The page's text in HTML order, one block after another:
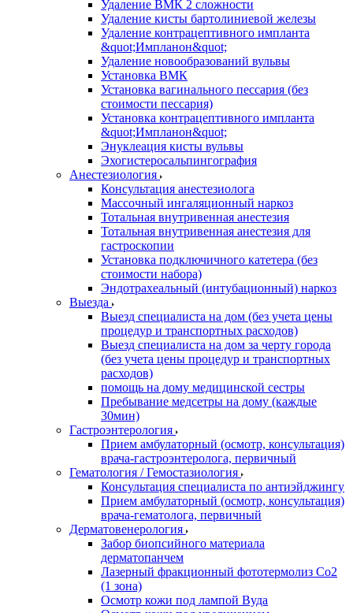
Удаление ВМК 2 сложности
Удаление кисты бартолиниевой железы
Удаление контрацептивного импланта
&quot;Импланон&quot;
Удаление новообразований вульвы
Установка ВМК
Установка вагинального пессария (без
стоимости пессария)
Установка контрацептивного импланта
&quot;Импланон&quot;
Энуклеация кисты вульвы
Эхогистеросальпингография
Анестезиология
Консультация анестезиолога
Массочный ингаляционный наркоз
Тотальная внутривенная анестезия
Тотальная внутривенная анестезия для
гастроскопии
Установка подключичного катетера (без
стоимости набора)
Эндотрахеальный (интубационный) наркоз
Выезда
Выезд специалиста на дом (без учета цены
процедур и транспортных расходов)
Выезд специалиста на дом за черту города
(без учета цены процедур и транспортных
расходов)
помощь на дому медицинской сестры
Пребывание медсетры на дому (каждые
30мин)
Гастроэнтерология
Прием амбулаторный (осмотр, консультация)
врача-гастроэнтеролога, первичный
Гематология / Гемостазиология
Консультация специалиста по антиэйджингу
Прием амбулаторный (осмотр, консультация)
врача-гематолога, первичный
Дерматовенерология
Забор биопсийного материала
дерматопанчем
Лазерный фракционный фототермолиз Со2
(1 зона)
Осмотр кожи под лампой Вуда